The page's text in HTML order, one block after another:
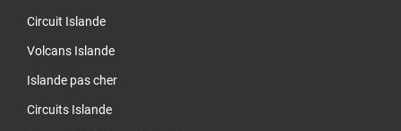
Circuit Islande
Volcans Islande
Islande pas cher
Circuits Islande